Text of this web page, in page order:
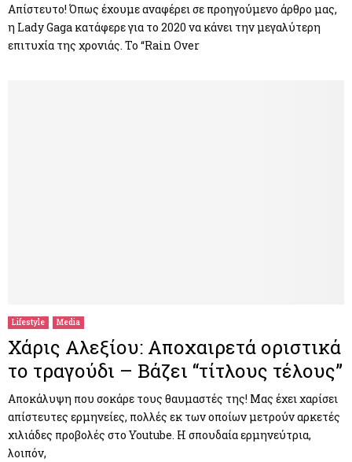
Απίστευτο! Όπως έχουμε αναφέρει σε προηγούμενο άρθρο μας,
η Lady Gaga κατάφερε για το 2020 να κάνει την μεγαλύτερη
επιτυχία της χρονιάς. Το “Rain Over
Lifestyle Media
Χάρις Αλεξίου: Αποχαιρετά οριστικά
το τραγούδι – Βάζει “τίτλους τέλους”
Αποκάλυψη που σοκάρε τους θαυμαστές της! Μας έχει χαρίσει
απίστευτες ερμηνείες, πολλές εκ των οποίων μετρούν αρκετές
χιλιάδες προβολές στο Youtube. Η σπουδαία ερμηνεύτρια,
λοιπόν,